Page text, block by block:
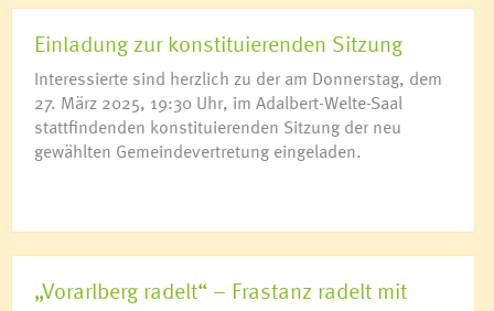
Einladung zur konstituierenden Sitzung
Interessierte sind herzlich zu der am Donnerstag, dem
27. März 2025, 19:30 Uhr, im Adalbert-Welte-Saal
stattfindenden konstituierenden Sitzung der neu
gewählten Gemeindevertretung eingeladen.
„Vorarlberg radelt“ – Frastanz radelt mit